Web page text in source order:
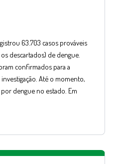
63.703 casos prováveis
descartados) de dengue.
confirmados para a
Até o momento,
dengue no estado. Em